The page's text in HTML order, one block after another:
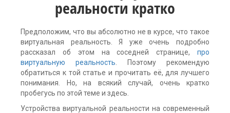
реальности кратко
Предположим, что вы абсолютно не в курсе, что такое
виртуальная реальность. Я уже очень подробно
рассказал об этом на соседней странице, про
виртуальную реальность . Поэтому рекомендую
обратиться к той статье и прочитать её, для лучшего
понимания. Но, на всякий случай, очень кратко
пробегусь по этой теме и здесь.
Устройства виртуальной реальности на современный